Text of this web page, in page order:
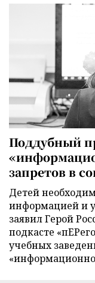
Поддубный
запретов в
Детей
информацией и
заявил Герой
подкасте
учебных